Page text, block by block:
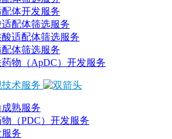
体开发服务
配体筛选服务
适配体筛选服务
体筛选服务
物（ApDC）开发服务
术服务
熟服务
（PDC）开发服务
务